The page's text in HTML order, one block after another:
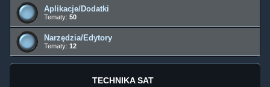
Aplikacje/Dodatki
Tematy: 50
Narzędzia/Edytory
Tematy: 12
TECHNIKA SAT